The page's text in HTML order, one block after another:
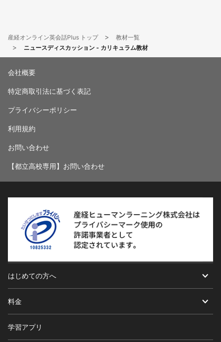
産経オンライン英会話Plus トップ
教材一覧
ニュースディスカッション - カリキュラム教材
会社概要
特定商取引法に基づく表記
プライバシーポリシー
利用規約
お問い合わせ
【都立高校専用】お問い合わせ
はじめての方へ
料金
学習アプリ